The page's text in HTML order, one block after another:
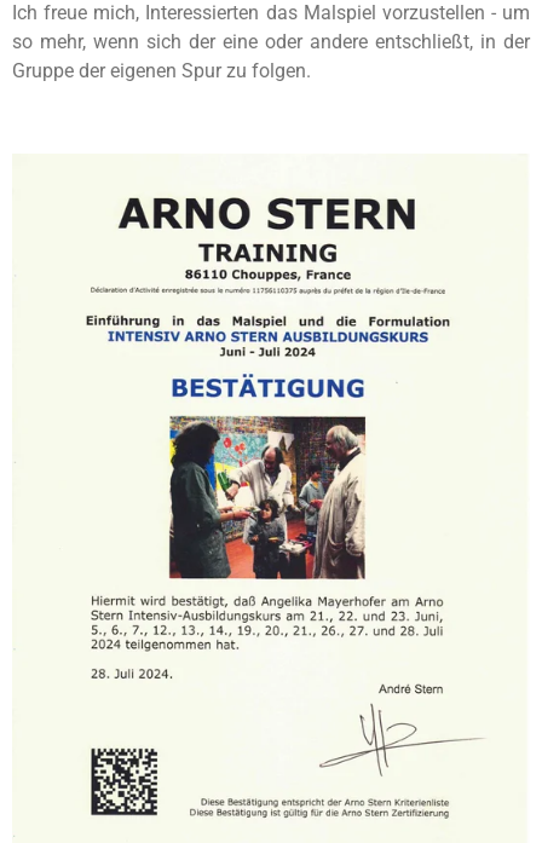
Ich freue mich, Interessierten das Malspiel vorzustellen - um
so mehr, wenn sich der eine oder andere entschließt, in der
Gruppe der eigenen Spur zu folgen.